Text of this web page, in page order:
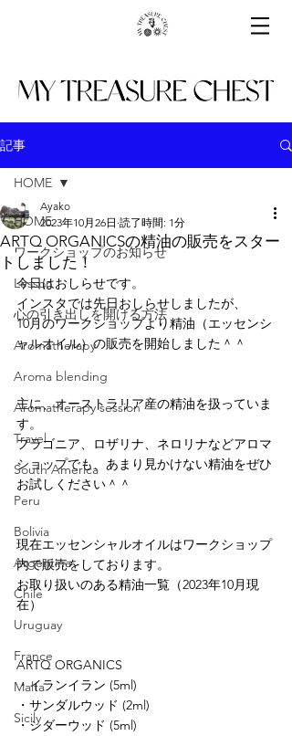
記事
HOME
ワークショップのお知らせ
Lesson
心の引き出しを開ける方法
Aromatherapy
Aroma blending
Aromatherapy session
Travel
South America
Peru
Bolivia
Argentina
Chile
Uruguay
France
Malta
Sicily
HOME
ARTQ ORGANICSの精油の販売をスター
トしました！
Ayako
2023年10月26日 読了時間: 1分
今日はおしらせです。
インスタでは先日おしらせしましたが、
10月のワークショップより精油（エッセンシ
ャルオイル）の販売を開始しました＾＾
主に、オーストラリア産の精油を扱っていま
す。
フラゴニア、ロザリナ、ネロリナなどアロマ
ショップでも、あまり見かけない精油をぜひ
お試しください＾＾
現在エッセンシャルオイルはワークショップ
内で販売をしております。
お取り扱いのある精油一覧（2023年10月現
在）
ARTQ ORGANICS
・イランイラン (5ml)
・サンダルウッド (2ml)
・シダーウッド (5ml)